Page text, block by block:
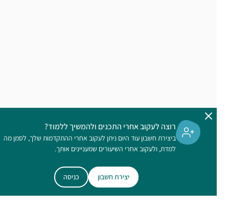
רוצה לעקוב אחרי התכנים ולהמשיך ללמוד?
ביצירת חשבון עוד היום ניתן לעקוב אחרי ההתקדמות שלך, לסמן מה
למדת, ולעקוב אחרי השיעורים שמעניינים אותך.
יצירת חשבון כניסה